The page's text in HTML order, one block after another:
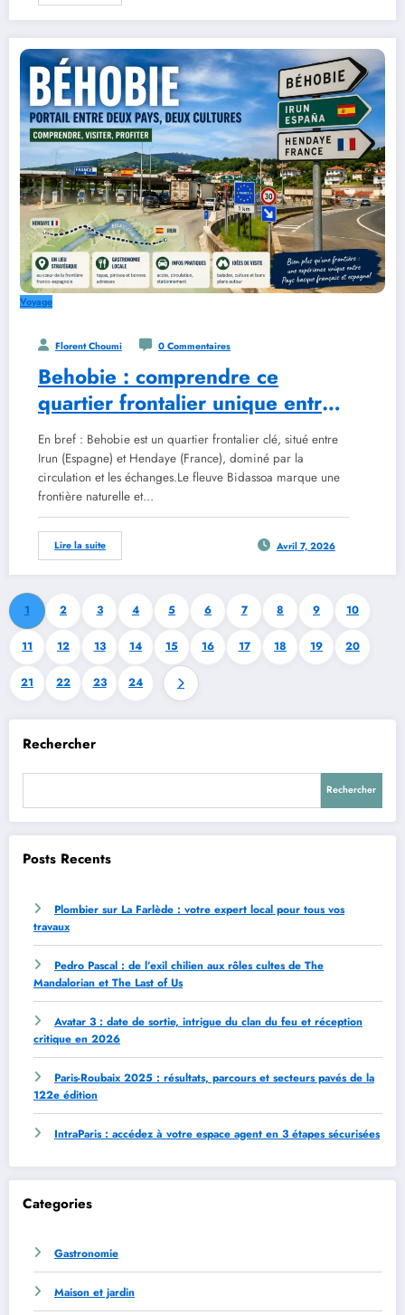
Voyage
Florent Choumi 0 Commentaires
Behobie : comprendre ce
quartier frontalier unique entre
la France et l’Espagne
En bref : Behobie est un quartier frontalier clé, situé entre
Irun (Espagne) et Hendaye (France), dominé par la
circulation et les échanges.Le fleuve Bidassoa marque une
frontière naturelle et…
Lire la suite Avril 7, 2026
1 2 3 4 5 6 7 8 9 10
11 12 13 14 15 16 17 18 19 20
21 22 23 24
Rechercher
Rechercher
Posts Recents
Plombier sur La Farlède : votre expert local pour tous vos
travaux
Pedro Pascal : de l’exil chilien aux rôles cultes de The
Mandalorian et The Last of Us
Avatar 3 : date de sortie, intrigue du clan du feu et réception
critique en 2026
Paris-Roubaix 2025 : résultats, parcours et secteurs pavés de la
122e édition
IntraParis : accédez à votre espace agent en 3 étapes sécurisées
Categories
Gastronomie
Maison et jardin